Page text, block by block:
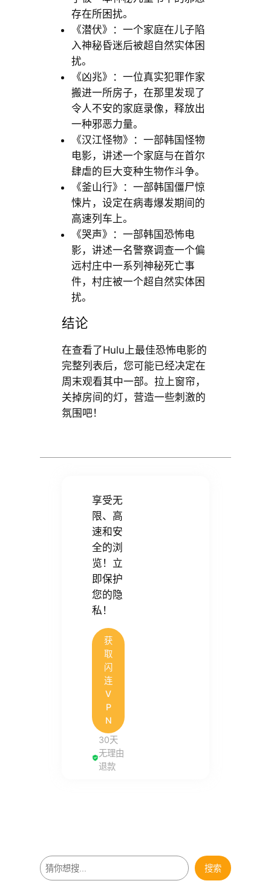
存在所困扰。
《潜伏》：一个家庭在儿子陷
入神秘昏迷后被超自然实体困
扰。
《凶兆》：一位真实犯罪作家
搬进一所房子，在那里发现了
令人不安的家庭录像，释放出
一种邪恶力量。
《汉江怪物》：一部韩国怪物
电影，讲述一个家庭与在首尔
肆虐的巨大变种生物作斗争。
《釜山行》：一部韩国僵尸惊
悚片，设定在病毒爆发期间的
高速列车上。
《哭声》：一部韩国恐怖电
影，讲述一名警察调查一个偏
远村庄中一系列神秘死亡事
件，村庄被一个超自然实体困
扰。
结论
在查看了Hulu上最佳恐怖电影的
完整列表后，您可能已经决定在
周末观看其中一部。拉上窗帘，
关掉房间的灯，营造一些刺激的
氛围吧！
享受无
限、高
速和安
全的浏
览！立
即保护
您的隐
私！
获
取
闪
连
V
P
N
30天
无理由
退款
搜
索
搜索